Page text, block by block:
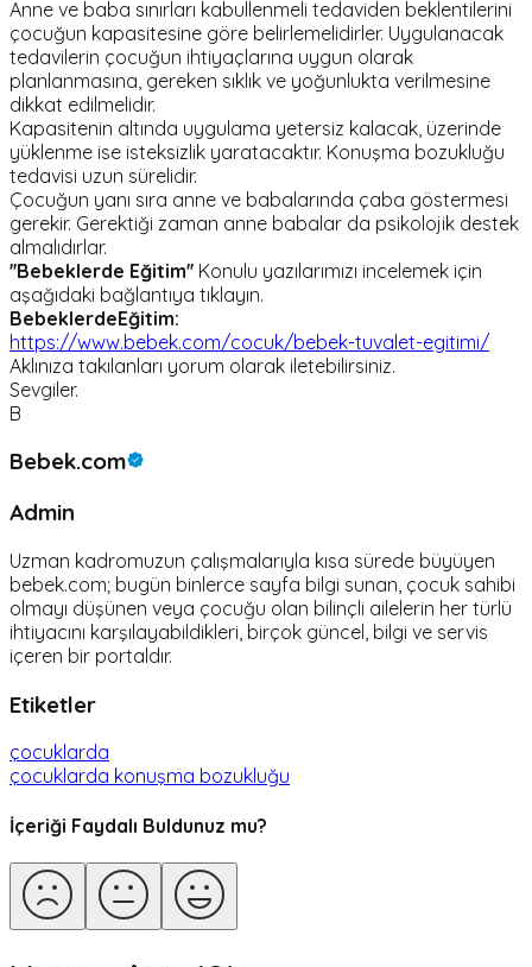
Anne ve baba sınırları kabullenmeli tedaviden beklentilerini
çocuğun kapasitesine göre belirlemelidirler. Uygulanacak
tedavilerin çocuğun ihtiyaçlarına uygun olarak
planlanmasına, gereken sıklık ve yoğunlukta verilmesine
dikkat edilmelidir.
Kapasitenin altında uygulama yetersiz kalacak, üzerinde
yüklenme ise isteksizlik yaratacaktır. Konuşma bozukluğu
tedavisi uzun sürelidir.
Çocuğun yanı sıra anne ve babalarında çaba göstermesi
gerekir. Gerektiği zaman anne babalar da psikolojik destek
almalıdırlar.
''Bebeklerde Eğitim'' Konulu yazılarımızı incelemek için
aşağıdaki bağlantıya tıklayın.
BebeklerdeEğitim:
https://www.bebek.com/cocuk/bebek-tuvalet-egitimi/
Aklınıza takılanları yorum olarak iletebilirsiniz.
Sevgiler.
B
Bebek.com
Admin
Uzman kadromuzun çalışmalarıyla kısa sürede büyüyen
bebek.com; bugün binlerce sayfa bilgi sunan, çocuk sahibi
olmayı düşünen veya çocuğu olan bilinçli ailelerin her türlü
ihtiyacını karşılayabildikleri, birçok güncel, bilgi ve servis
içeren bir portaldır.
Etiketler
çocuklarda
çocuklarda konuşma bozukluğu
İçeriği Faydalı Buldunuz mu?